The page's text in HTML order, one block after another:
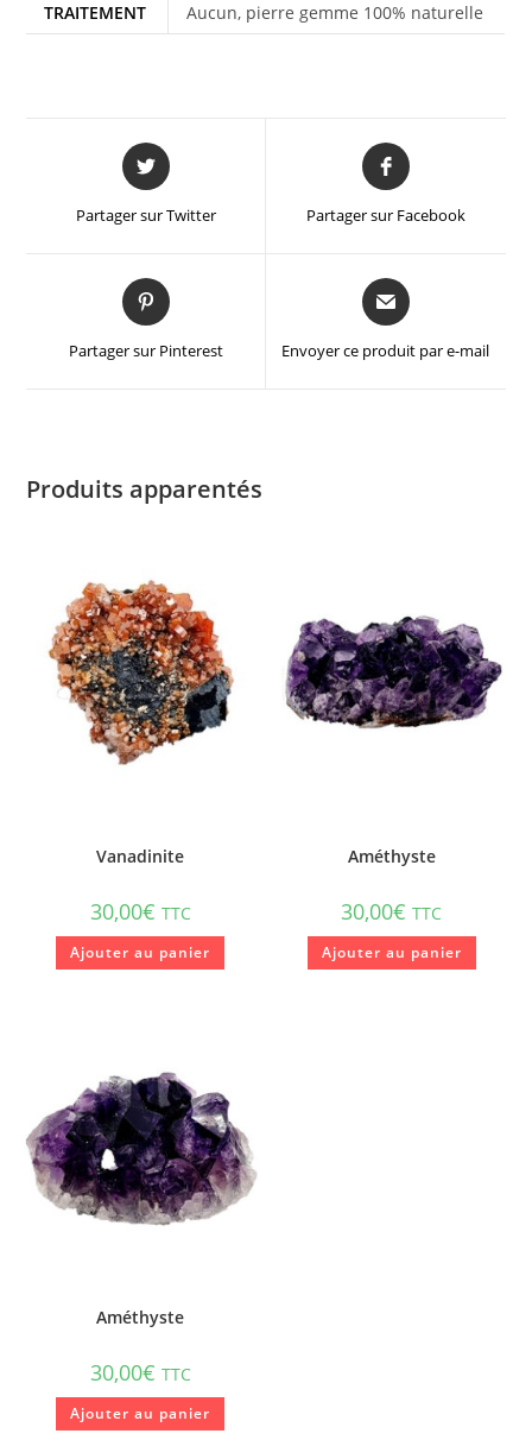
TRAITEMENT
Aucun, pierre gemme 100% naturelle
Partager sur Twitter Partager sur Facebook
Partager sur Pinterest Envoyer ce produit par e-mail
Produits apparentés
Vanadinite
30,00€ TTC
Ajouter au panier
Améthyste
30,00€ TTC
Ajouter au panier
Améthyste
30,00€ TTC
Ajouter au panier